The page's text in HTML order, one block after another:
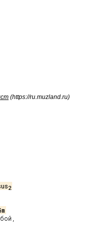
(https://ru.muzland.ru)
2